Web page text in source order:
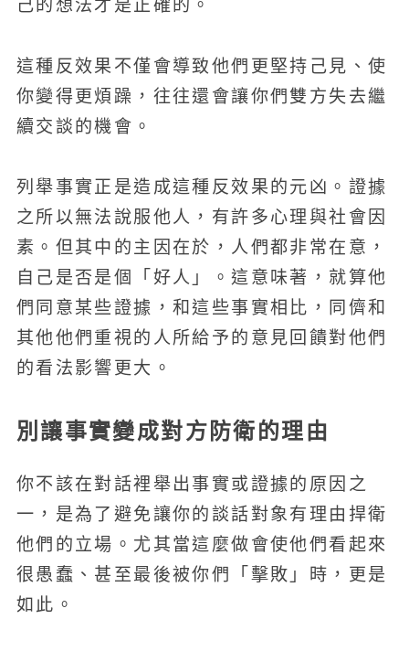
己的想法才是正確的。
這種反效果不僅會導致他們更堅持己見、使
你變得更煩躁，往往還會讓你們雙方失去繼
續交談的機會。
列舉事實正是造成這種反效果的元凶。證據
之所以無法說服他人，有許多心理與社會因
素。但其中的主因在於，人們都非常在意，
自己是否是個「好人」。這意味著，就算他
們同意某些證據，和這些事實相比，同儕和
其他他們重視的人所給予的意見回饋對他們
的看法影響更大。
別讓事實變成對方防衛的理由
你不該在對話裡舉出事實或證據的原因之
一，是為了避免讓你的談話對象有理由捍衛
他們的立場。尤其當這麼做會使他們看起來
很愚蠢、甚至最後被你們「擊敗」時，更是
如此。